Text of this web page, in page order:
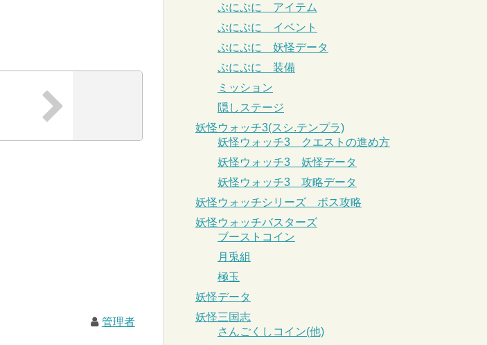
管理者
ぷにぷに アイテム
ぷにぷに イベント
ぷにぷに 妖怪データ
ぷにぷに 装備
ミッション
隠しステージ
妖怪ウォッチ3(スシ.テンプラ)
妖怪ウォッチ3 クエストの進め方
妖怪ウォッチ3 妖怪データ
妖怪ウォッチ3 攻略データ
妖怪ウォッチシリーズ ボス攻略
妖怪ウォッチバスターズ
ブーストコイン
月兎組
極玉
妖怪データ
妖怪三国志
さんごくしコイン(他)